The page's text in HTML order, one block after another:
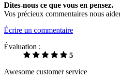
Dites-nous ce que vous en pensez.
Vos précieux commentaires nous
Écrire un commentaire
Évaluation :
5
Awesome customer service